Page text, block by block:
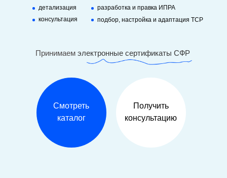
Принимаем электронные сертификаты СФР
Получить
консультацию
консультация
детализация
разработка и правка ИПРА
подбор, настройка и адаптация ТСР
Смотреть
каталог